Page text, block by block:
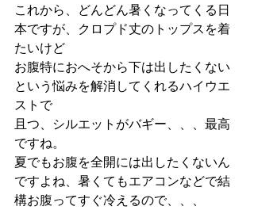
これから、どんどん暑くなってくる日
本ですが、クロプド丈のトップスを着
たいけど
お腹特におへそから下は出したくない
という悩みを解消してくれるハイウエ
ストで
且つ、シルエットがバギー、、、最高
ですね。
夏でもお腹を全開には出したくないん
ですよね、暑くてもエアコンなどで結
構お腹ってすぐ冷えるので、、、